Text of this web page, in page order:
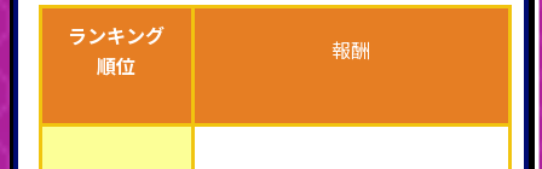
ランキング
順位
報酬